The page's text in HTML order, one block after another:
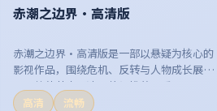
赤潮之边界·高清版
赤潮之边界·高清版是一部以悬疑为核心的
影视作品，围绕危机、反转与人物成长展
开，整体节奏紧凑，值得推荐观看。
高清
流畅